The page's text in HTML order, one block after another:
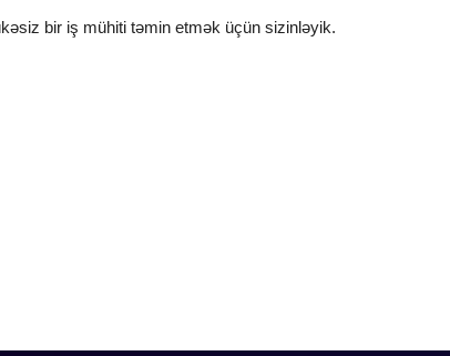
bir iş mühiti təmin etmək üçün sizinləyik.